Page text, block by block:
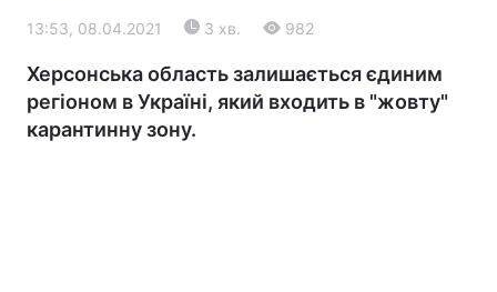
Головна Війна
Україна
13:53, 08.04.2021 3 хв. 982
Херсонська область залишається єдиним
регіоном в Україні, який входить в "жовту"
карантинну зону.